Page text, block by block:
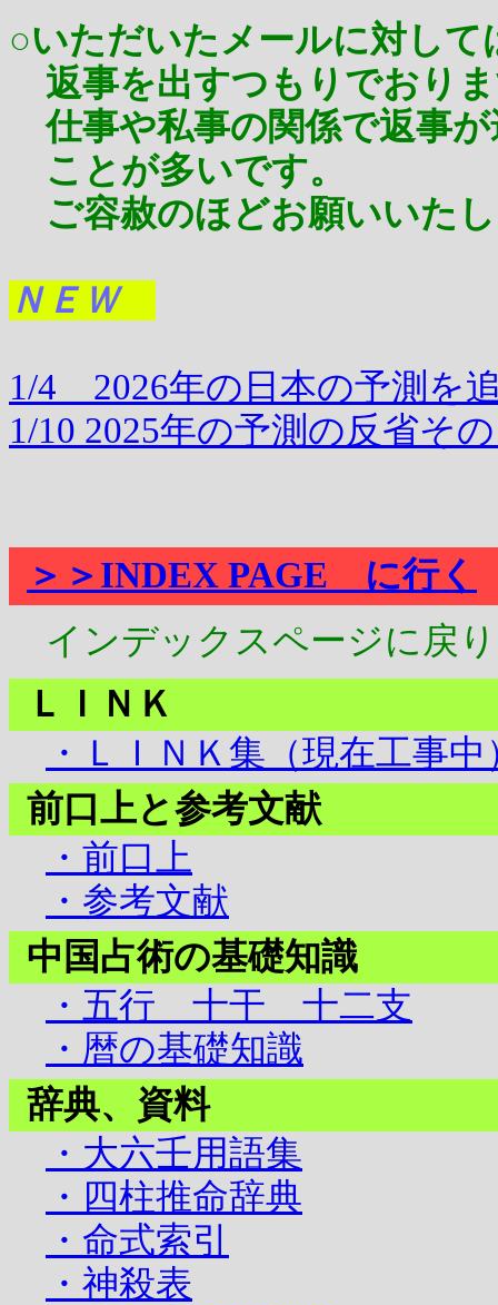
○いただいたメールに対して
返事を出すつもりでおり
仕事や私事の関係で返事
ことが多いです。
ご容赦のほどお願いいた
ＮＥＷ
1/4 2026年の日本の予測を
1/10 2025年の予測の反省そ
＞＞INDEX PAGE に行く
インデックスページに戻
ＬＩＮＫ
・ＬＩＮＫ集（現在工事中
前口上と参考文献
・前口上
・参考文献
中国占術の基礎知識
・五行 十干 十二支
・暦の基礎知識
辞典、資料
・大六壬用語集
・四柱推命辞典
・命式索引
・神殺表